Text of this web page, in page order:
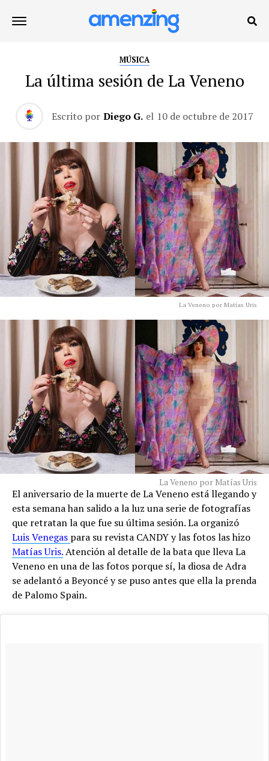
MÚSICA
La última sesión de La Veneno
Escrito por Diego G. el 10 de octubre de 2017
La Veneno por Matías Uris
La Veneno por Matías Uris
El aniversario de la muerte de La Veneno está llegando y
esta semana han salido a la luz una serie de fotografías
que retratan la que fue su última sesión. La organizó
Luis Venegas para su revista CANDY y las fotos las hizo
Matías Uris.Atención al detalle de la bata que lleva La
Veneno en una de las fotos porque sí, la diosa de Adra
se adelantó a Beyoncé y se puso antes que ella la prenda
de Palomo Spain.